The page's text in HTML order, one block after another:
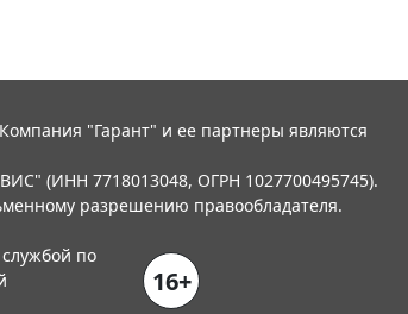
"Гарант" и ее партнеры являются
(ИНН 7718013048, ОГРН 1027700495745).
разрешению правообладателя.
службой по
16+